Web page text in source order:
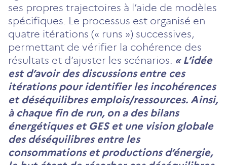
ses propres trajectoires à l’aide de modèles
spécifiques. Le processus est organisé en
quatre itérations (« runs ») successives,
permettant de vérifier la cohérence des
résultats et d’ajuster les scénarios. « L’idée
est d’avoir des discussions entre ces
itérations pour identifier les incohérences
et déséquilibres emplois/ressources. Ainsi,
à chaque fin de run, on a des bilans
énergétiques et GES et une vision globale
des déséquilibres entre les
consommations et productions d’énergie,